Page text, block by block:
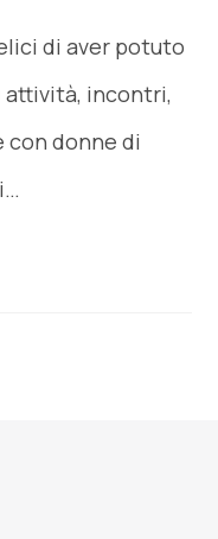
di aver potuto
attività, incontri,
con donne di